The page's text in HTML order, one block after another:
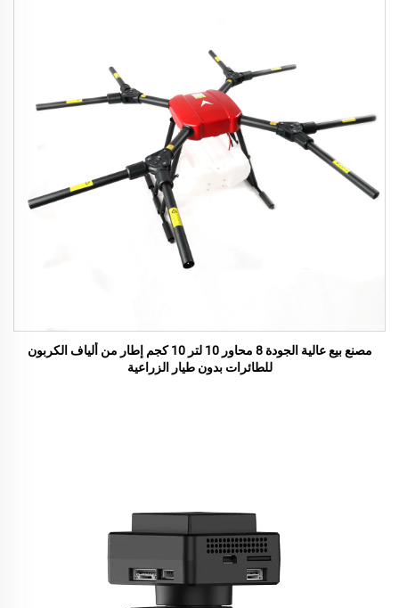
مصنع بيع عالية الجودة 8 محاور 10 لتر 10 كجم إطار من ألياف الكربون
للطائرات بدون طيار الزراعية